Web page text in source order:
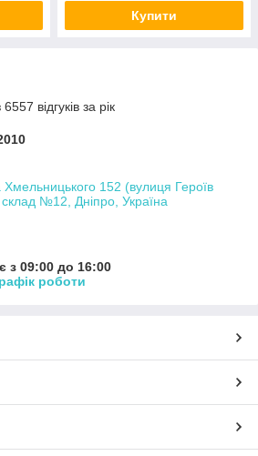
Купити
відгуків за рік
Хмельницького 152 (вулиця Героїв
№12, Дніпро, Україна
з 09:00 до 16:00
роботи